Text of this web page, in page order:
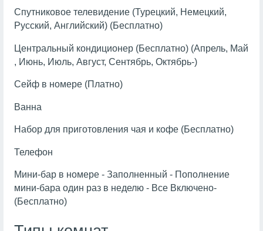
Спутниковое телевидение (Турецкий, Немецкий,
Русский, Английский) (Бесплатно)
Центральный кондиционер (Бесплатно) (Апрель, Май
, Июнь, Июль, Август, Сентябрь, Октябрь-)
Сейф в номере (Платно)
Ванна
Набор для приготовления чая и кофе (Бесплатно)
Телефон
Мини-бар в номере - Заполненный - Пополнение
мини-бара один раз в неделю - Все Включено-
(Бесплатно)